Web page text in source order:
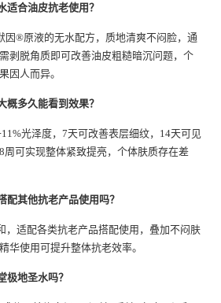
适合油皮抗老使用？
因®原液的无水配方，质地清爽不闷脸，通
剥脱角质即可改善油皮粗糙暗沉问题，个
因人而异。
概多久能看到效果？
光泽度，7天可改善表层细纹，14天可见
周可实现整体紧致提亮，个体肤质存在差
配其他抗老产品使用吗？
，适配各类抗老产品搭配使用，叠加不闷肤
华使用可提升整体抗老效率。
极地圣水吗？